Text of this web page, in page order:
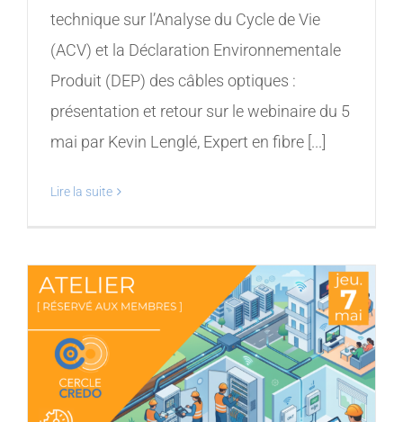
technique sur l’Analyse du Cycle de Vie
(ACV) et la Déclaration Environnementale
Produit (DEP) des câbles optiques :
présentation et retour sur le webinaire du 5
mai par Kevin Lenglé, Expert en fibre [...]
Lire la suite